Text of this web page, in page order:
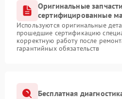
Оригинальные
сертифицированные
Используются оригинальные
прошедшие сертификацию
корректную работу после
гарантийных обязательств
Бесплатная